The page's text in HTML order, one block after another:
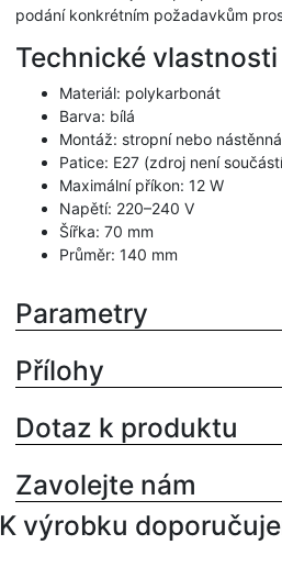
podání konkrétním požadavkům
Technické vlastnosti
Materiál: polykarbonát
Barva: bílá
Montáž: stropní nebo nástěnná
Patice: E27 (zdroj není
Maximální příkon: 12 W
Napětí: 220–240 V
Šířka: 70 mm
Průměr: 140 mm
Parametry
Přílohy
Dotaz k produktu
Zavolejte nám
K výrobku